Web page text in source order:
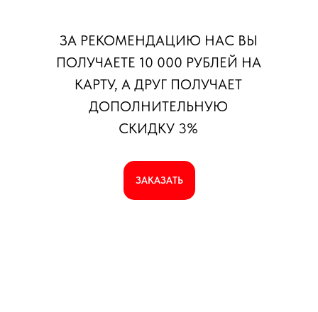
ЗА РЕКОМЕНДАЦИЮ НАС ВЫ
ПОЛУЧАЕТЕ 10 000 РУБЛЕЙ НА
КАРТУ, А ДРУГ ПОЛУЧАЕТ
ДОПОЛНИТЕЛЬНУЮ
СКИДКУ 3%
ЗАКАЗАТЬ